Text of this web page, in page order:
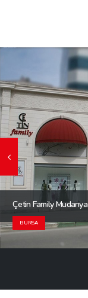
Çetin Family
BURSA